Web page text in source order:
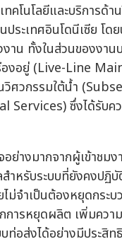
ทคโนโลยีและบริกา
ะเทศอินโดนีเซีย โด
าน ทั้งในส่วนของง
งอยู่ (Live-Line
วกรรมใต้น้ำ
Services) ซึ่งได้รับ
จอย่างมากจากผู้เข้
สำหรับระบบที่ยังคงป
จำเป็นต้องหยุดกระบ
ารหยุดผลิต เพิ่มควา
ท่อส่งได้อย่างมีประสิท